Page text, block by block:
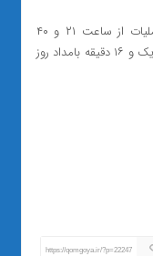
مدیر عامل هلال‌احمر قم اظهار کرد: این عملیات از ساعت ۲۱ و ۴۰
دقیقه پنجشنبه یکم شهریورماه آغاز و در ساعت یک و ۱۶ دقیقه بامداد روز
https://qomgoya.ir/?p=22247